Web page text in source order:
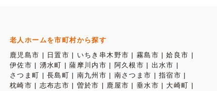
老人ホームを市町村から探す
鹿児島市
日置市 いちき串木野市 霧島市
姶良市
伊佐市
湧水町 薩摩川内市 阿久根市
出水市
さつま町
長島町 南九州市 南さつま市
指宿市
枕崎市
志布志市 曽於市 鹿屋市 垂水市
大崎町